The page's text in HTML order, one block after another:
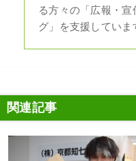
る方々の「広報・
グ」を支援していま
関連記事